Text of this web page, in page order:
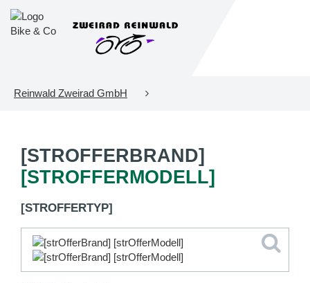
Reinwald Zweirad GmbH
[STROFFERBRAND]
[STROFFERMODELL]
[STROFFERTYP]